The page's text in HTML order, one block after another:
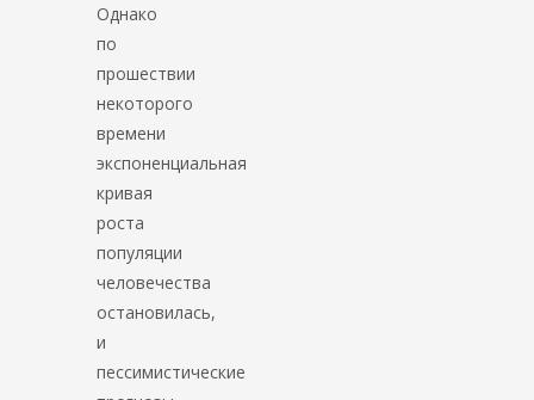
Однако
по
прошествии
некоторого
времени
экспоненциальная
кривая
роста
популяции
человечества
остановилась,
и
пессимистические